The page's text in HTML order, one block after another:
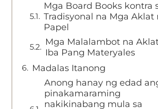
Mga Board Books kontra
Tradisyonal na Mga Aklat
Papel
Mga Malalambot na
Iba Pang Materyales
Madalas Itanong
Anong hanay ng edad
pinakamaraming
nakikinabang mula sa